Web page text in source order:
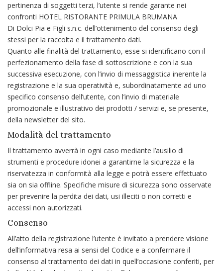
pertinenza di soggetti terzi, l’utente si rende garante nei
confronti HOTEL RISTORANTE PRIMULA BRUMANA
Di Dolci Pia e Figli s.n.c. dell’ottenimento del consenso degli
stessi per la raccolta e il trattamento dati.
Quanto alle finalità del trattamento, esse si identificano con il
perfezionamento della fase di sottoscrizione e con la sua
successiva esecuzione, con l’invio di messaggistica inerente la
registrazione e la sua operatività e, subordinatamente ad uno
specifico consenso dell’utente, con l’invio di materiale
promozionale e illustrativo dei prodotti / servizi e, se presente,
della newsletter del sito.
Modalità del trattamento
Il trattamento avverrà in ogni caso mediante l’ausilio di
strumenti e procedure idonei a garantirne la sicurezza e la
riservatezza in conformità alla legge e potrà essere effettuato
sia on sia offline. Specifiche misure di sicurezza sono osservate
per prevenire la perdita dei dati, usi illeciti o non corretti e
accessi non autorizzati.
Consenso
All’atto della registrazione l’utente è invitato a prendere visione
dell’informativa resa ai sensi del Codice e a confermare il
consenso al trattamento dei dati in quell’occasione conferiti, per